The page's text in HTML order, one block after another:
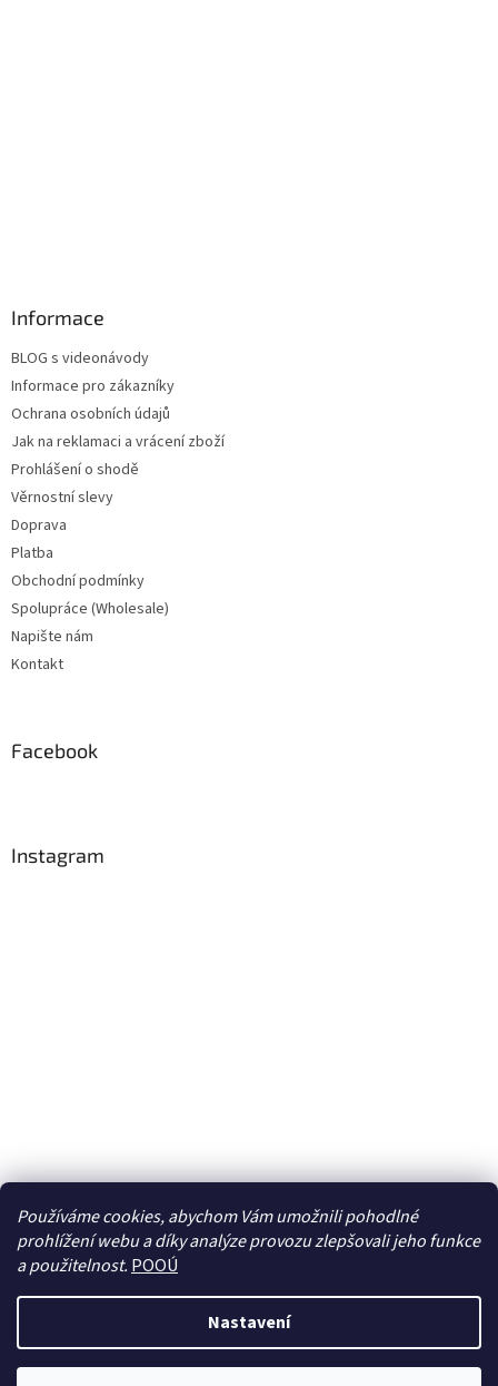
Používáme cookies, abychom Vám umožnili pohodlné
prohlížení webu a díky analýze provozu zlepšovali jeho funkce
a použitelnost. POOÚ
Nastavení
Informace
BLOG s videonávody
Informace pro zákazníky
Ochrana osobních údajů
Jak na reklamaci a vrácení zboží
Prohlášení o shodě
Věrnostní slevy
Doprava
Platba
Obchodní podmínky
Spolupráce (Wholesale)
Napište nám
Kontakt
Facebook
Instagram
Sledovat na Instagramu
Vytvořil Shoptet